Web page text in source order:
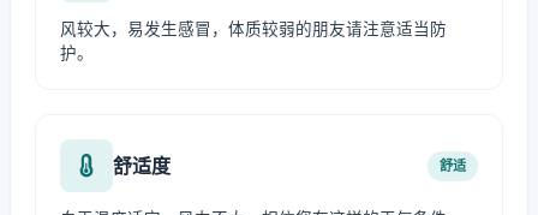
风较大，易发生感冒，体质较弱的朋友请注意适当防
护。
舒适度 舒适